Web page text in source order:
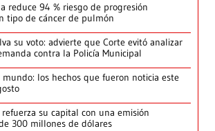
reduce 94 % riesgo de progresión
tipo de cáncer de pulmón
su voto: advierte que Corte evitó analizar
contra la Policía Municipal
mundo: los hechos que fueron noticia este
su capital con una emisión
300 millones de dólares